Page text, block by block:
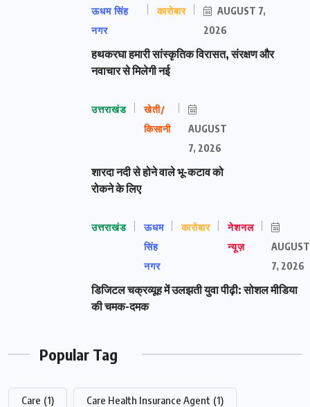
ऊधम सिंह
नगर
कारोबार
AUGUST 7,
2026
हथकरघा हमारी सांस्कृतिक विरासत, संरक्षण और
नवाचार से मिलेगी नई
उत्तराखंड
खेती/
किसानी
AUGUST
7, 2026
शारदा नदी से होने वाले भू-कटाव को
रोकने के लिए
उत्तराखंड
ऊधम
सिंह
नगर
कारोबार
नेशनल
न्यूज़
AUGUST
7, 2026
डिजिटल चक्रव्यूह में उलझती युवा पीढ़ी: सोशल मीडिया
की चमक-दमक
Popular Tag
Care (1) Care Health Insurance Agent (1)